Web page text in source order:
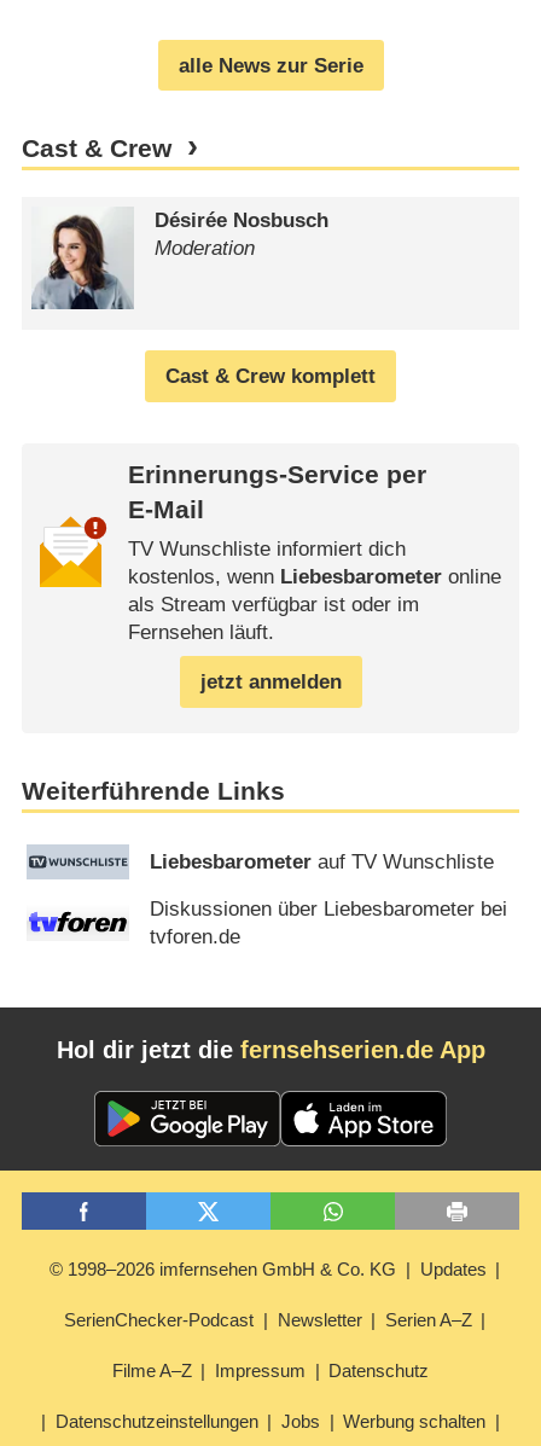
alle News zur Serie
Cast & Crew
Désirée Nosbusch
Moderation
Cast & Crew komplett
Erinnerungs-Service per
E-Mail
TV Wunschliste informiert dich
kostenlos, wenn Liebesbarometeronline
als Stream verfügbar ist oder im
Fernsehen läuft.
jetzt anmelden
Weiterführende Links
Liebesbarometer auf TV Wunschliste
Diskussionen über Liebesbarometer bei
tvforen.de
Hol dir jetzt die fernsehserien.de App
© 1998–2026 imfernsehen GmbH & Co. KG Updates
SerienChecker-Podcast Newsletter Serien A–Z
Filme A–Z Impressum Datenschutz
Datenschutzeinstellungen Jobs Werbung schalten